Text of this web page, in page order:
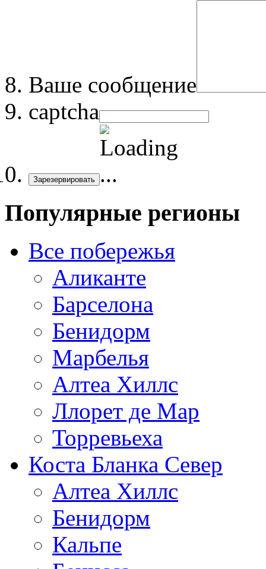
Ваше сообщение
captcha
Зарезервировать
Популярные регионы
Все побережья
Аликанте
Барселона
Бенидорм
Марбелья
Алтеа Хиллс
Ллорет де Мар
Торревьеха
Коста Бланка Север
Алтеа Хиллс
Бенидорм
Кальпе